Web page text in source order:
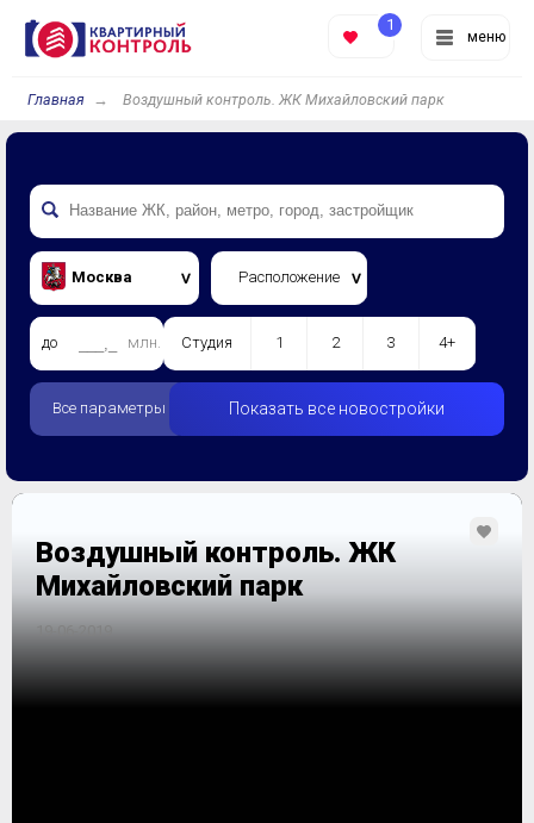
меню
1
Главная Воздушный контроль. ЖК Михайловский парк
Москва Расположение
до млн. Студия 1 2 3 4+
Все параметры Показать все новостройки
Воздушный контроль. ЖК
Михайловский парк